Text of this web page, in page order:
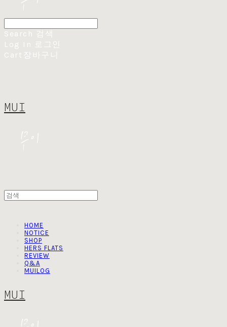
Search 검색
Log In 로그인
Cart 장바구니
MUI
HOME
NOTICE
SHOP
HERS FLATS
REVIEW
Q&A
MUILOG
MUI